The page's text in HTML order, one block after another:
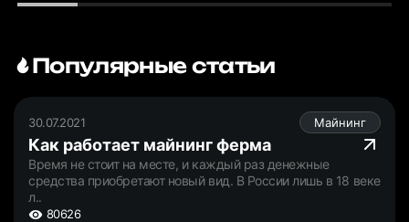
Популярные статьи
30.07.2021 Майнинг
Как работает майнинг ферма
Время не стоит на месте, и каждый раз денежные
средства приобретают новый вид. В России лишь в 18 веке
л..
80626